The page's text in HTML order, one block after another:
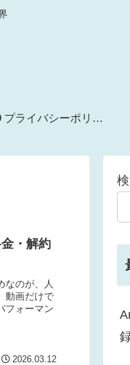
プライバシーポリシー
・解約
なのが、人
動画だけで
フォーマン
2026.03.12